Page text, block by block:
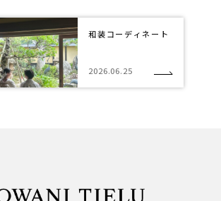
和装コーディネート
2026.06.25